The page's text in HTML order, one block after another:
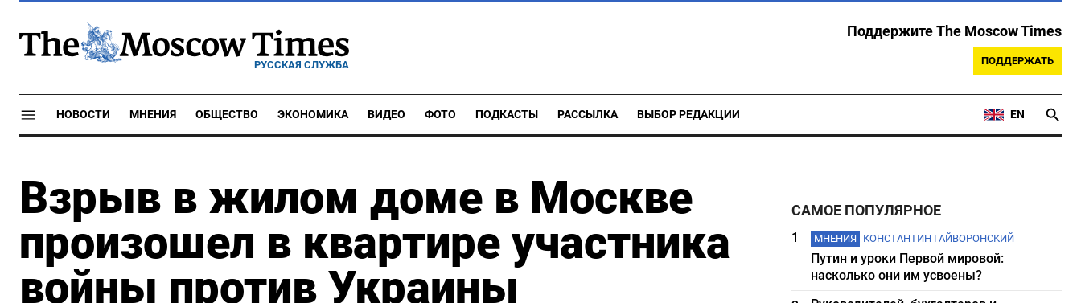
РУССКАЯ СЛУЖБА
Поддержите The Moscow Times
ПОДДЕРЖАТЬ
НОВОСТИ МНЕНИЯ ОБЩЕСТВО ЭКОНОМИКА ВИДЕО ФОТО ПОДКАСТЫ РАССЫЛКА ВЫБОР РЕДАКЦИИ EN
Взрыв в жилом доме в Москве
произошел в квартире участника
войны против Украины
САМОЕ ПОПУЛЯРНОЕ
1 МНЕНИЯ КОНСТАНТИН ГАЙВОРОНСКИЙ
Путин и уроки Первой мировой:
насколько они им усвоены?